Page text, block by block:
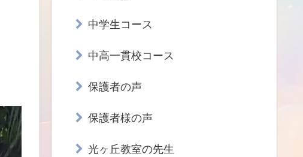
中学生コース
中高一貫校コース
保護者の声
保護者様の声
光ヶ丘教室の先生